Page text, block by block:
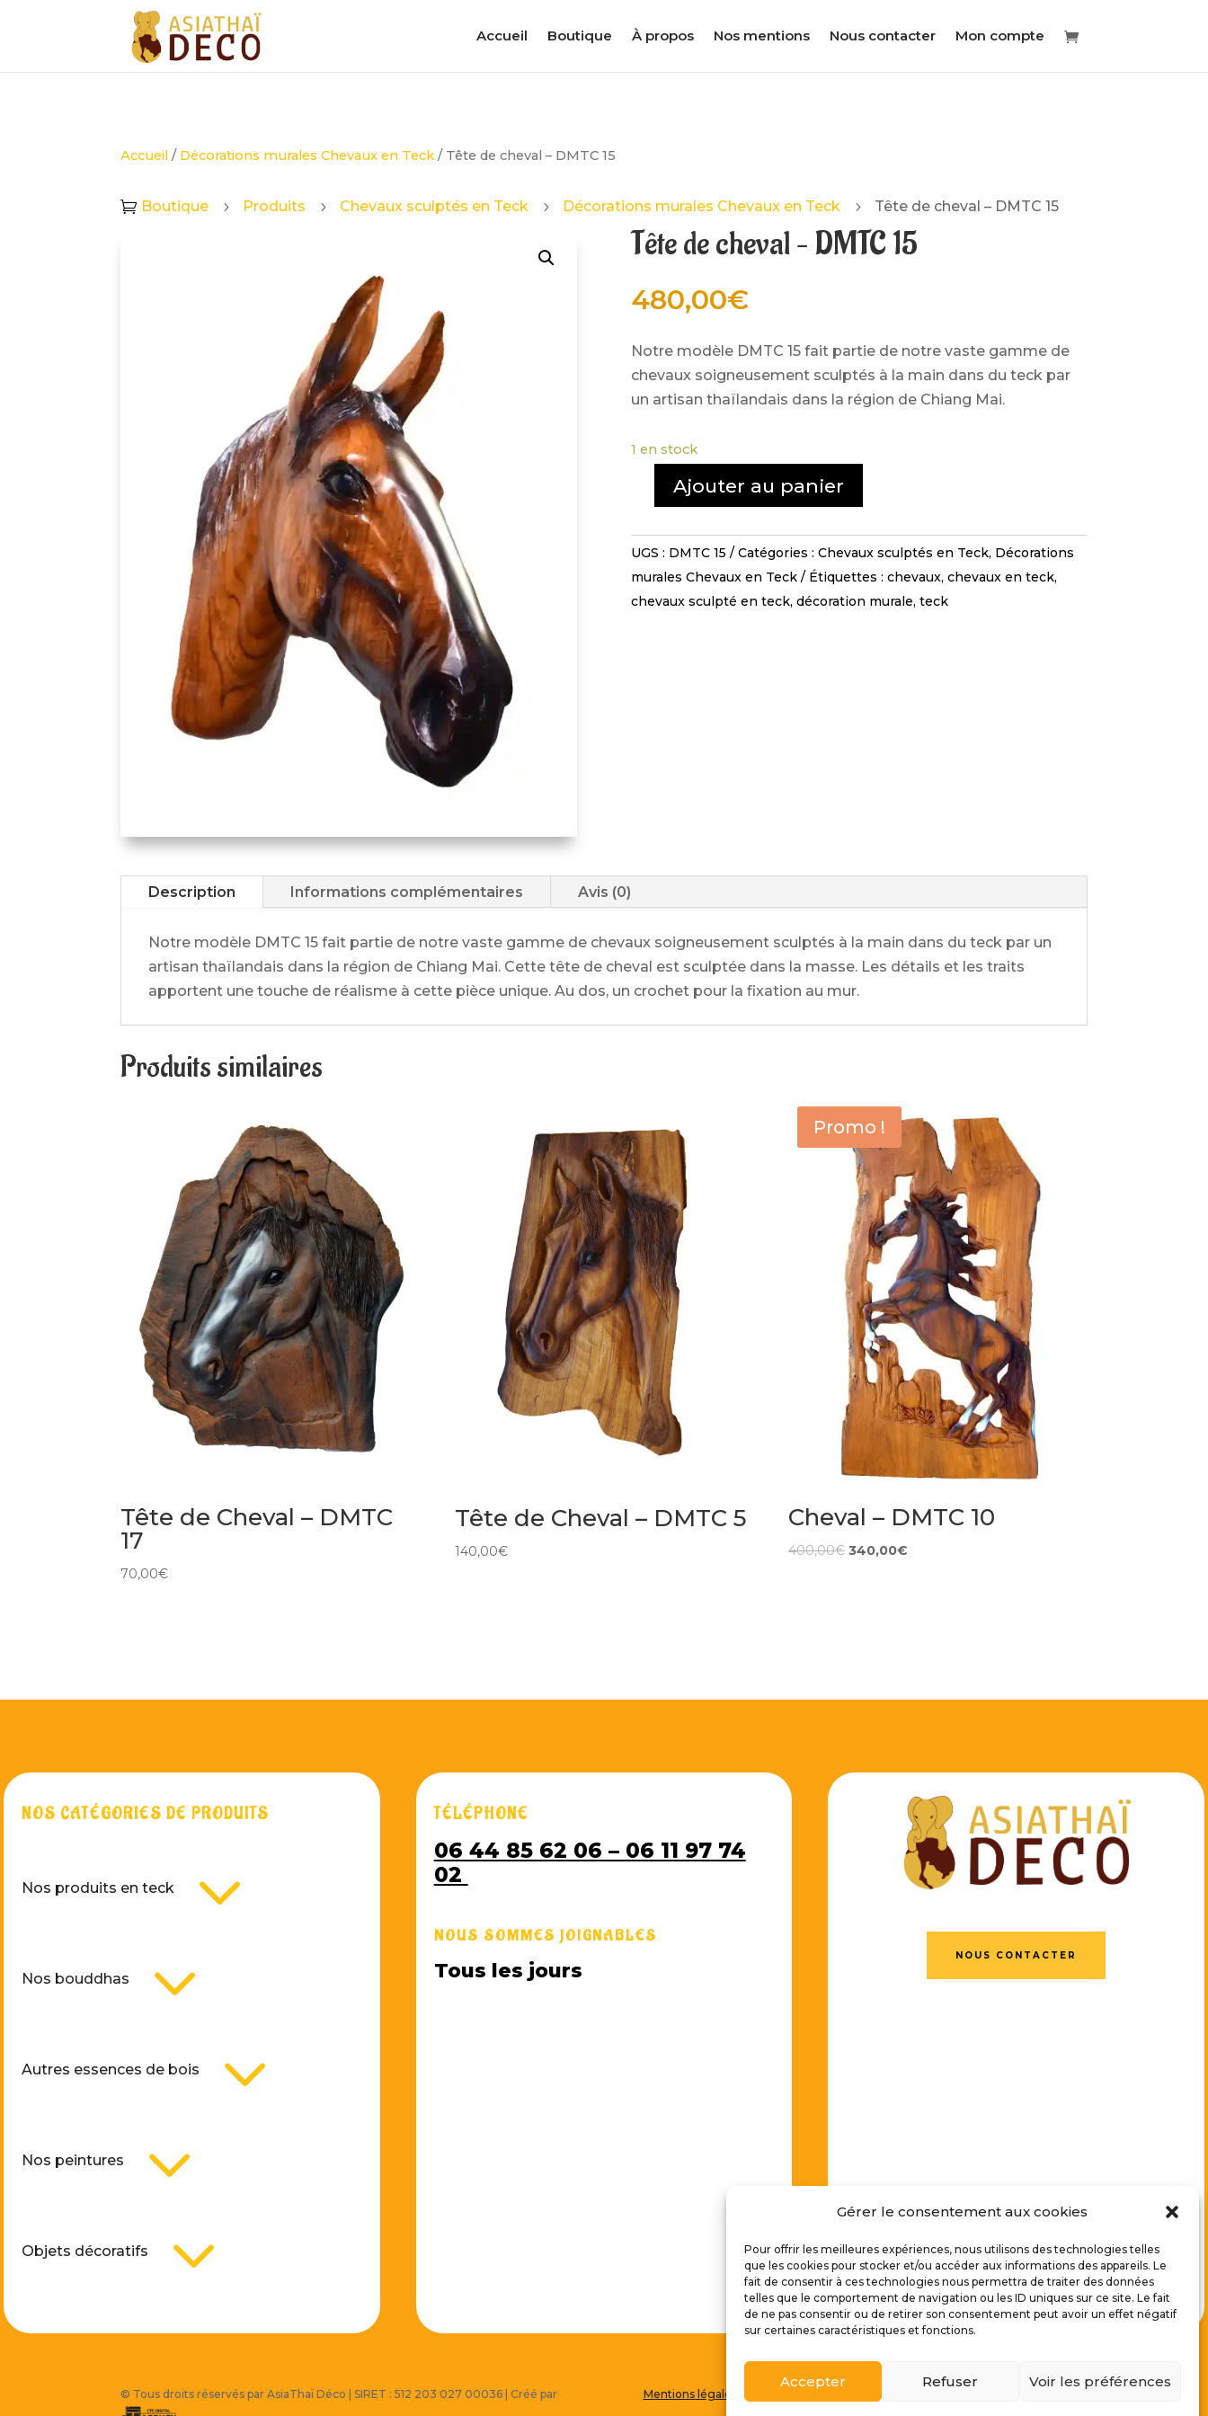
Gérer le consentement aux cookies
Pour offrir les meilleures expériences, nous utilisons des technologies telles
que les cookies pour stocker et/ou accéder aux informations des appareils. Le
fait de consentir à ces technologies nous permettra de traiter des données
telles que le comportement de navigation ou les ID uniques sur ce site. Le fait
de ne pas consentir ou de retirer son consentement peut avoir un effet négatif
sur certaines caractéristiques et fonctions.
Accepter Refuser Voir les préférences
Accueil Boutique À propos Nos mentions Nous contacter Mon compte
Accueil / Décorations murales Chevaux en Teck/ Tête de cheval – DMTC 15
 Boutique 5 Produits 5 Chevaux sculptés en Teck 5 Décorations murales Chevaux en Teck 5 Tête de cheval – DMTC 15
Tête de cheval – DMTC 15
480,00€
Notre modèle DMTC 15 fait partie de notre vaste gamme de
chevaux soigneusement sculptés à la main dans du teck par
un artisan thaïlandais dans la région de Chiang Mai.
1 en stock
quantité
Tête
cheval
Ajouter au panier
UGS : DMTC 15 Catégories : Chevaux sculptés en Teck, Décorations
murales Chevaux en Teck
Étiquettes : chevaux, chevaux en teck,
chevaux sculpté en teck, décoration murale, teck
Description Informations complémentaires Avis (0)
Notre modèle DMTC 15 fait partie de notre vaste gamme de chevaux soigneusement sculptés à la main dans du teck par un
artisan thaïlandais dans la région de Chiang Mai. Cette tête de cheval est sculptée dans la masse. Les détails et les traits
apportent une touche de réalisme à cette pièce unique. Au dos, un crochet pour la fixation au mur.
Produits similaires
Tête de Cheval – DMTC
17
70,00€
Tête de Cheval – DMTC 5
140,00€
Promo !
Cheval – DMTC 10
400,00€ 340,00€
NOS CATÉGORIES DE PRODUITS
Nos produits en teck 3
Nos bouddhas 3
Autres essences de bois 3
Nos peintures 3
Objets décoratifs 3
TÉLÉPHONE
06 44 85 62 06 – 06 11 97 74
02
NOUS SOMMES JOIGNABLES
Tous les jours
NOUS CONTACTER
© Tous droits réservés par AsiaThaï Déco | SIRET : 512 203 027 00036 | Créé par Mentions légales